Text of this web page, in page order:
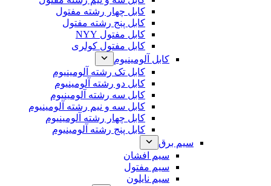
کابل چهار رشته مفتول
کابل پنج رشته مفتول
کابل مفتول NYY
کابل مفتول کولری
کابل آلومینیوم
کابل تک رشته آلومینیوم
کابل دو رشته آلومینیوم
کابل سه رشته آلومینیوم
کابل سه و نیم رشته آلومینیوم
کابل چهار رشته آلومینیوم
کابل پنج رشته آلومینیوم
سیم برق
سیم افشان
سیم مفتول
سیم نایلون